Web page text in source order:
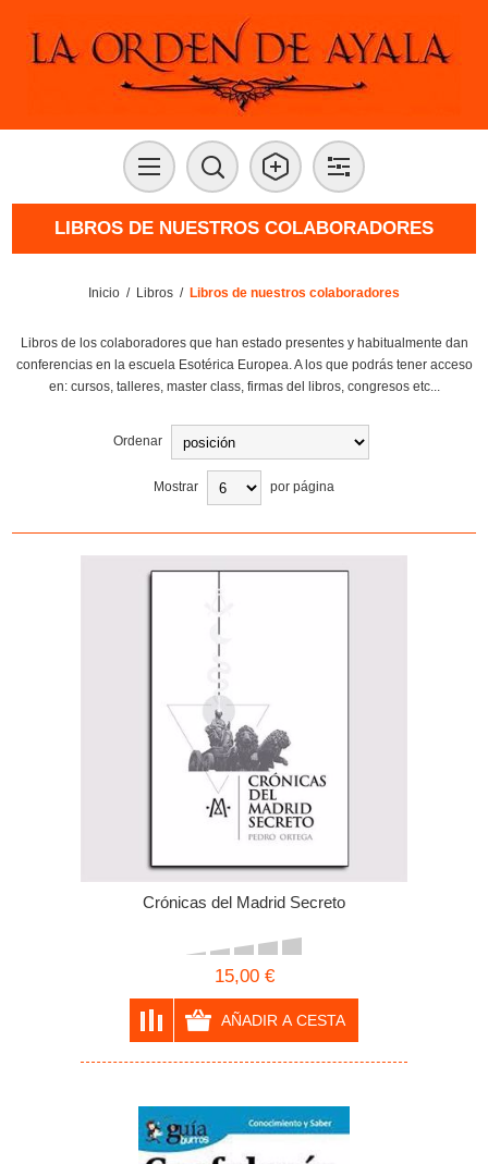
LIBROS DE NUESTROS COLABORADORES
Inicio / Libros / Libros de nuestros colaboradores
Libros de los colaboradores que han estado presentes y habitualmente dan
conferencias en la escuela Esotérica Europea. A los que podrás tener acceso
en: cursos, talleres, master class, firmas del libros, congresos etc...
Ordenar
Mostrar por página
Crónicas del Madrid Secreto
15,00 €